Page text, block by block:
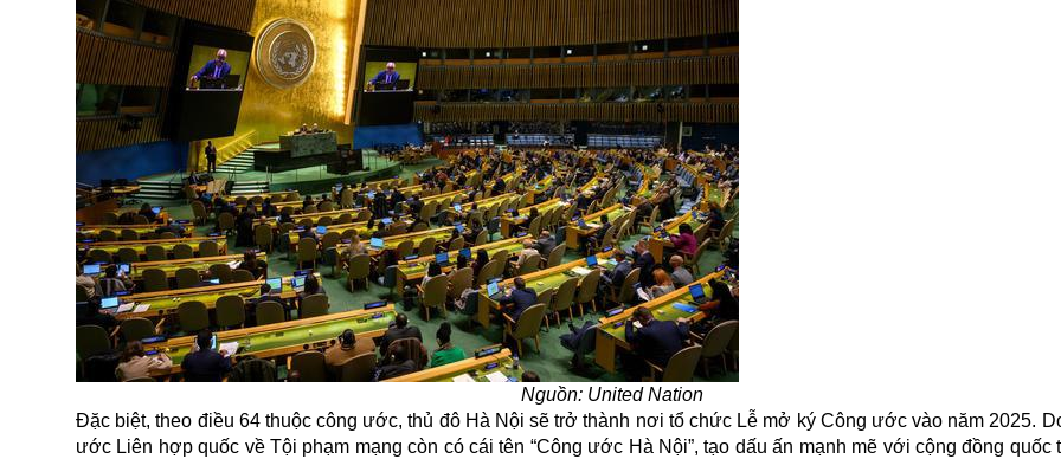
Nguồn: United Nation
Đặc biệt, theo điều 64 thuộc công ước, thủ đô Hà Nội sẽ trở thành nơi tổ chức Lễ mở ký Công ước vào năm 2025.
ước Liên hợp quốc về Tội phạm mạng còn có cái tên “Công ước Hà Nội”, tạo dấu ấn mạnh mẽ với cộng đồng quốc